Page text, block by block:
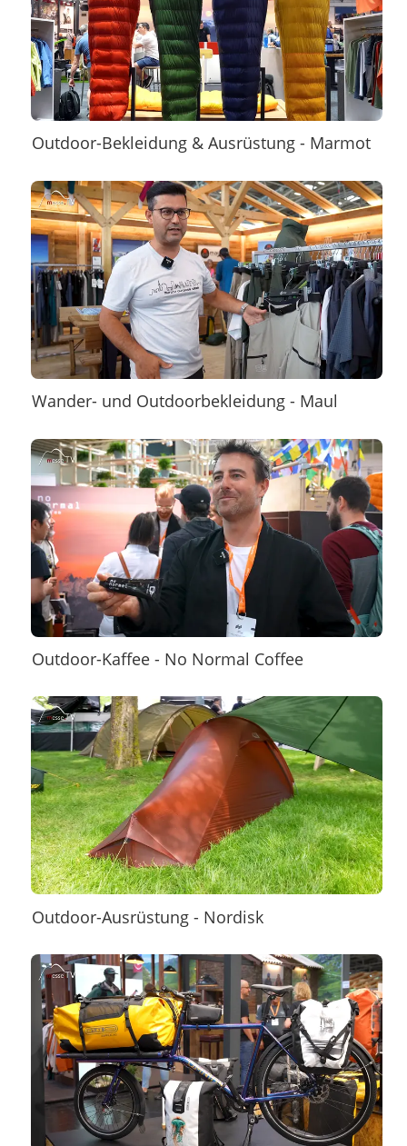
Outdoor-Bekleidung & Ausrüstung - Marmot
Wander- und Outdoorbekleidung - Maul
Outdoor-Kaffee - No Normal Coffee
Outdoor-Ausrüstung - Nordisk